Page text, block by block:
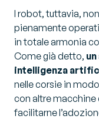
I robot, tuttavia,
pienamente
in totale armonia
Come già detto,
intelligenza
nelle corsie in
con altre macchine
facilitarne